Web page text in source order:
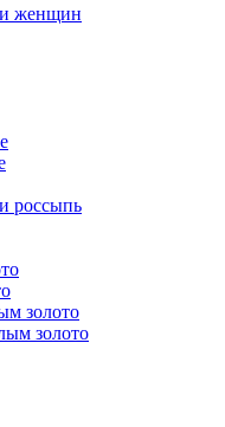
женщин
россыпь
золото
золото